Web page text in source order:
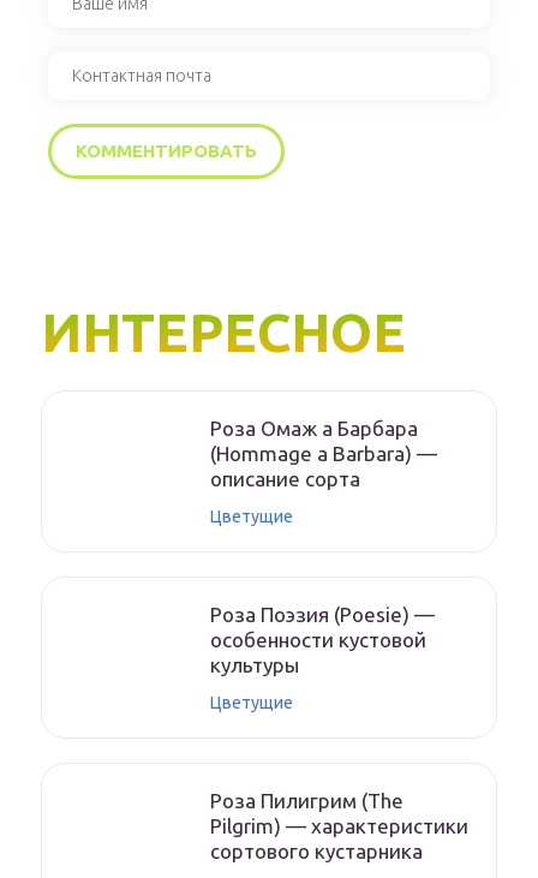
ИНТЕРЕСНОЕ
Роза Омаж а Барбара
(Hommage a Barbara) —
описание сорта
Цветущие
Роза Поэзия (Poesie) —
особенности кустовой
культуры
Цветущие
Роза Пилигрим (The
Pilgrim) — характеристики
сортового кустарника